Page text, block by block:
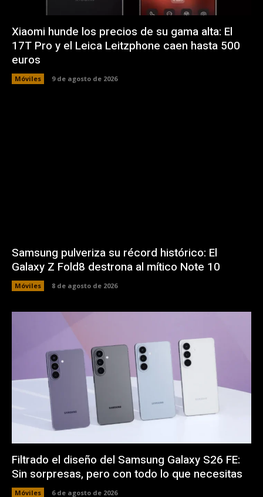
Xiaomi hunde los precios de su gama alta: El
17T Pro y el Leica Leitzphone caen hasta 500
euros
Móviles 9 de agosto de 2026
Samsung pulveriza su récord histórico: El
Galaxy Z Fold8 destrona al mítico Note 10
Móviles 8 de agosto de 2026
Filtrado el diseño del Samsung Galaxy S26 FE:
Sin sorpresas, pero con todo lo que necesitas
Móviles 6 de agosto de 2026